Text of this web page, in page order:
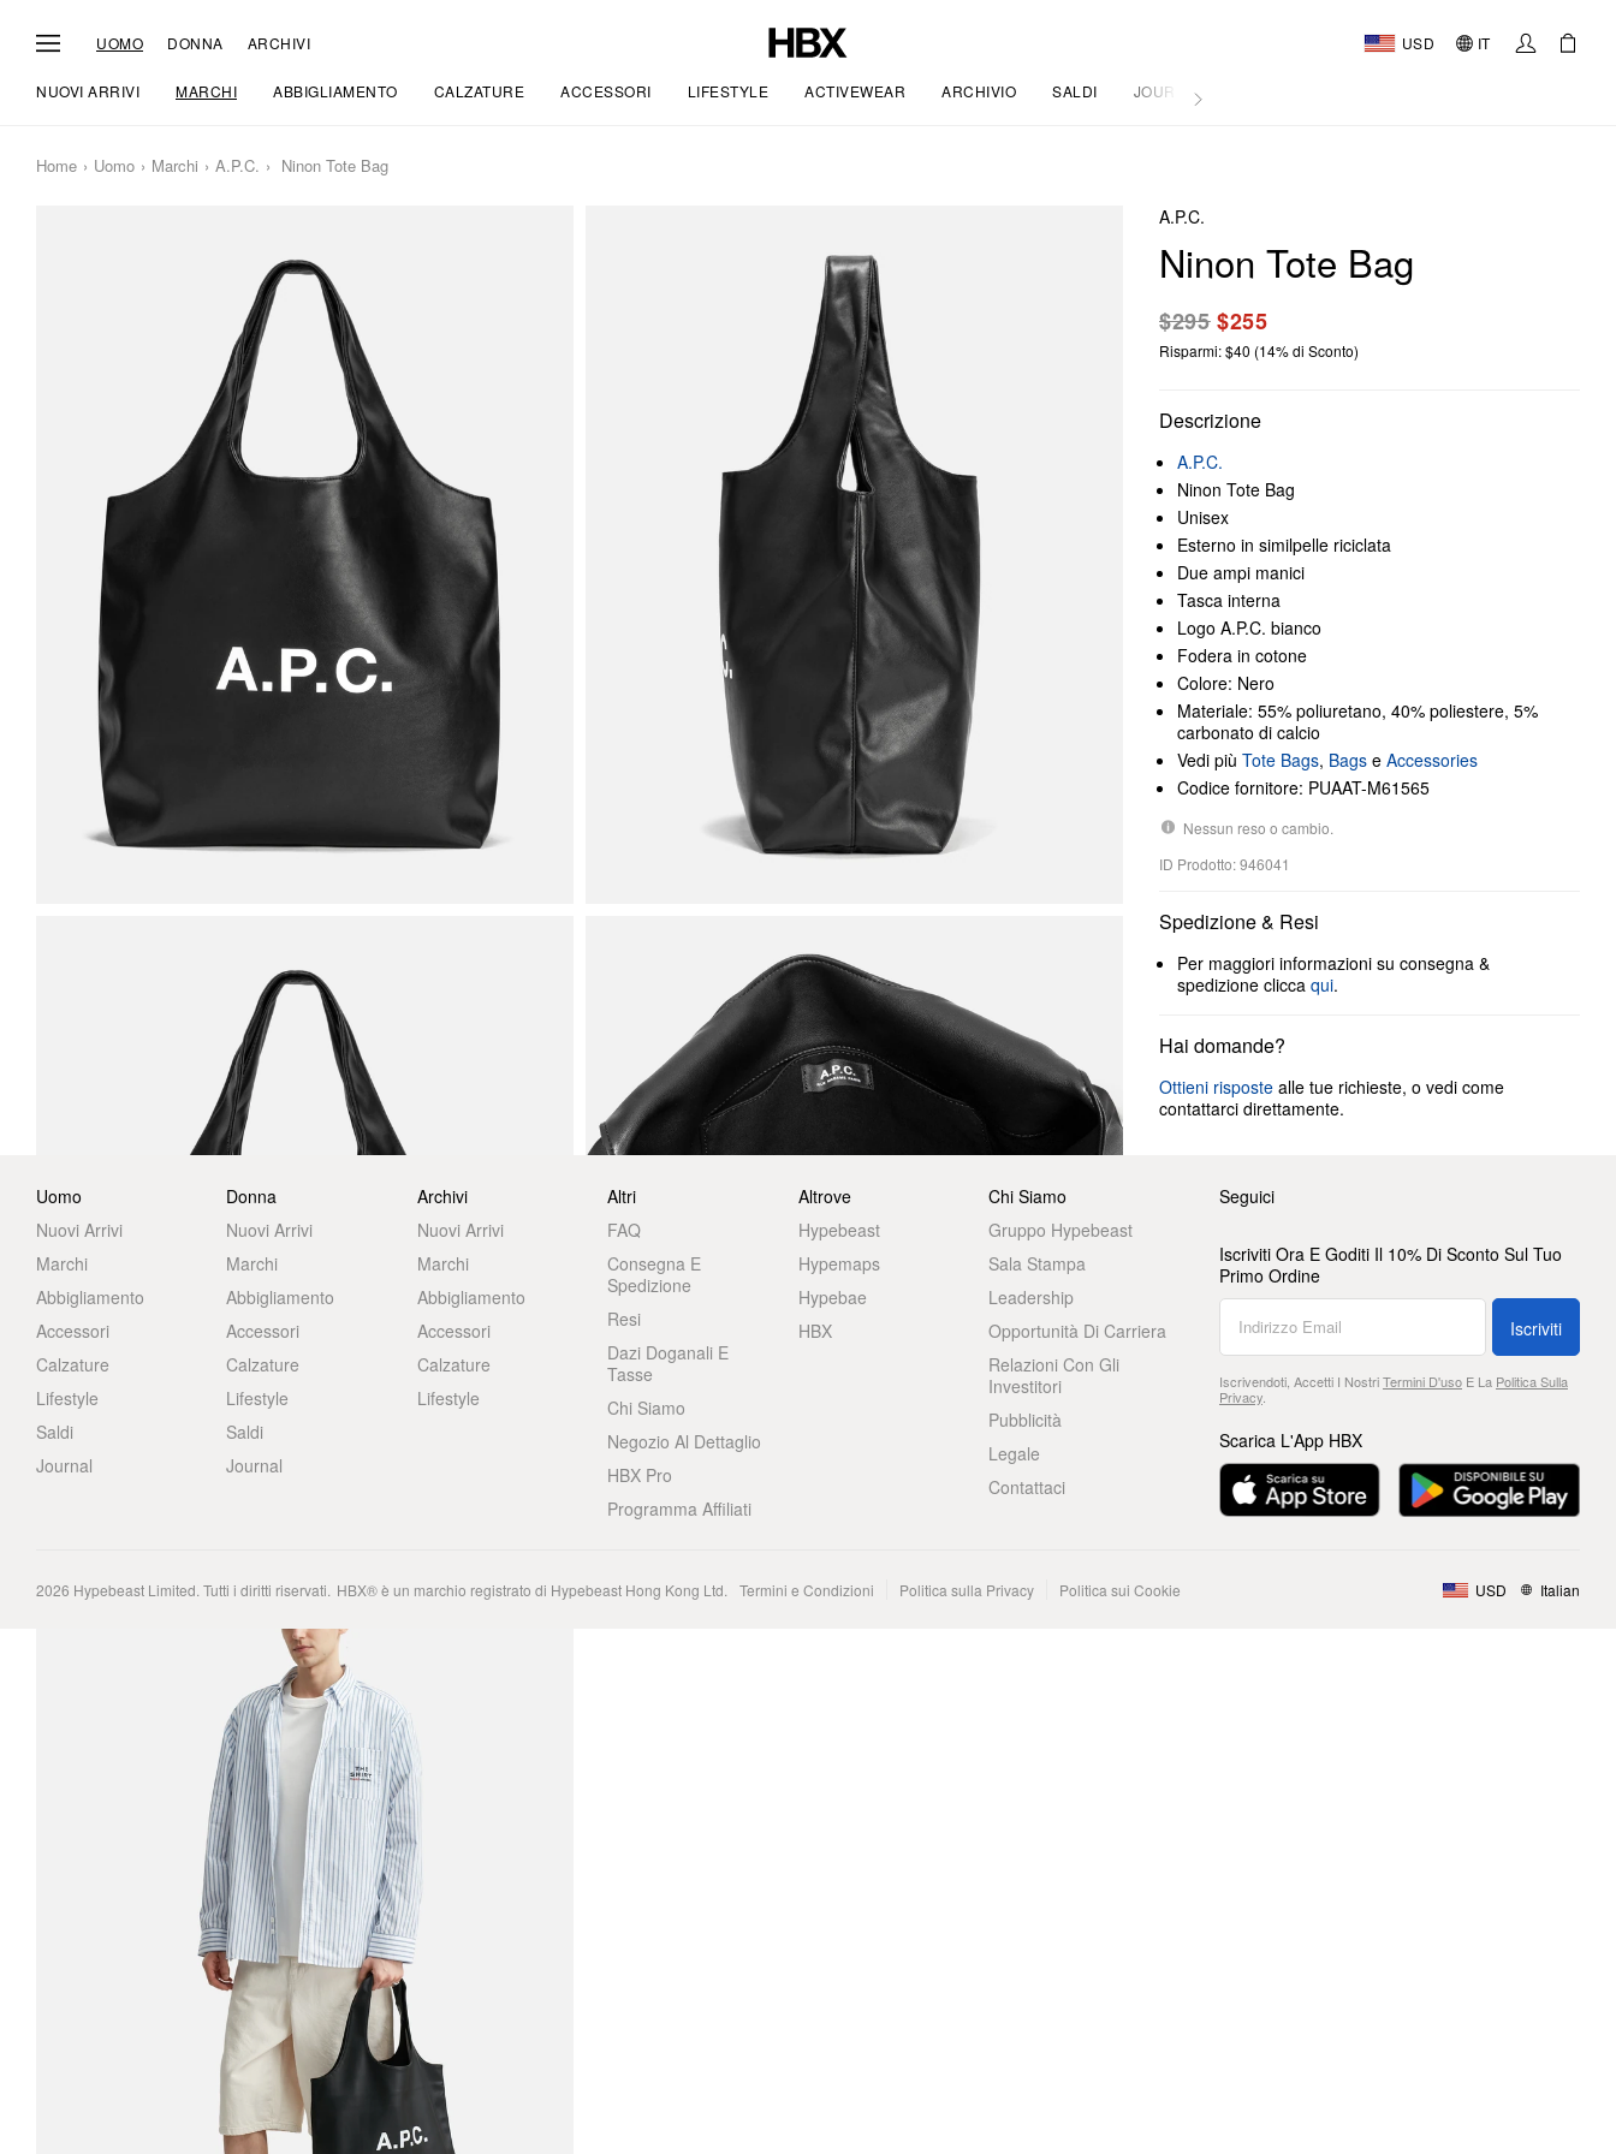
UOMO DONNA ARCHIVI USD IT
NUOVI ARRIVI MARCHI ABBIGLIAMENTO CALZATURE ACCESSORI LIFESTYLE ACTIVEWEAR ARCHIVIO SALDI JOURNAL
Home Uomo Marchi A.P.C. Ninon Tote Bag
A.P.C.
Ninon Tote Bag
$295$255
Risparmi: $40 (14% di Sconto)
Descrizione
A.P.C.
Ninon Tote Bag
Unisex
Esterno in similpelle riciclata
Due ampi manici
Tasca interna
Logo A.P.C. bianco
Fodera in cotone
Colore: Nero
Materiale: 55% poliuretano, 40% poliestere, 5%
carbonato di calcio
Vedi più Tote Bags, Bags e Accessories
Codice fornitore: PUAAT-M61565
Nessun reso o cambio.
ID Prodotto: 946041
Spedizione & Resi
Per maggiori informazioni su consegna &
spedizione clicca qui.
Hai domande?
Ottieni risposte alle tue richieste, o vedi come
contattarci direttamente.
Uomo
Nuovi Arrivi
Marchi
Abbigliamento
Accessori
Calzature
Lifestyle
Saldi
Journal
Donna
Nuovi Arrivi
Marchi
Abbigliamento
Accessori
Calzature
Lifestyle
Saldi
Journal
Archivi
Nuovi Arrivi
Marchi
Abbigliamento
Accessori
Calzature
Lifestyle
Altri
FAQ
Consegna E
Spedizione
Resi
Dazi Doganali E
Tasse
Chi Siamo
Negozio Al Dettaglio
HBX Pro
Programma Affiliati
Altrove
Hypebeast
Hypemaps
Hypebae
HBX
Chi Siamo
Gruppo Hypebeast
Sala Stampa
Leadership
Opportunità Di Carriera
Relazioni Con Gli
Investitori
Pubblicità
Legale
Contattaci
Seguici
Iscriviti Ora E Goditi Il 10% Di Sconto Sul Tuo
Primo Ordine
Iscriviti
Iscrivendoti, Accetti I NostriTermini D'usoE La Politica Sulla
Privacy.
Scarica L'App HBX
2026 Hypebeast Limited. Tutti i diritti riservati. HBX® è un marchio registrato di Hypebeast Hong Kong Ltd. Termini e Condizioni Politica sulla Privacy Politica sui Cookie USD Italian